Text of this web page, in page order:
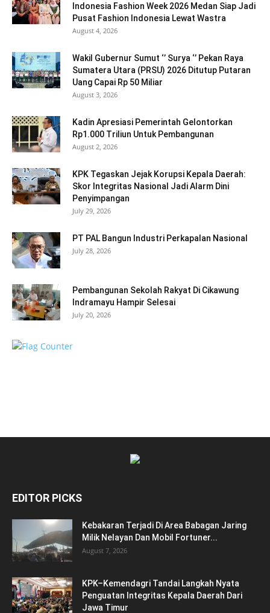
Indonesia Fashion Week 2026 Medan Siap Jadi
Pusat Fashion Indonesia Lewat Wastra
August 4, 2026
Wakil Gubernur Sumut ‘’ Surya ‘’ Pekan Raya
Sumatera Utara (PRSU) 2026 Ditutup Putaran
Uang Capai Rp 50 Miliar
August 3, 2026
Kadin Apresiasi Pemerintah Gelontorkan
Rp1.000 Triliun Untuk Pembangunan
August 2, 2026
KPK Tegaskan Jejak Korupsi Kepala Daerah:
Skor Integritas Nasional Jadi Alarm Dini
Penyimpangan
July 29, 2026
PT PAL Bangun Industri Perkapalan Nasional
July 28, 2026
Pembangunan Sekolah Rakyat Di Cikawung
Indramayu Hampir Selesai
July 20, 2026
EDITOR PICKS
Kebakaran Terjadi Di Area Babagan Jaring
Milik Nelayan Dan Mobil Fortuner...
August 7, 2026
KPK–Kemendagri Tandai Langkah Nyata
Penguatan Integritas Kepala Daerah Dari
Jawa Timur